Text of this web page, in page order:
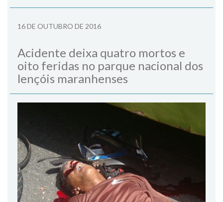
16 DE OUTUBRO DE 2016
Acidente deixa quatro mortos e
oito feridas no parque nacional dos
lençóis maranhenses